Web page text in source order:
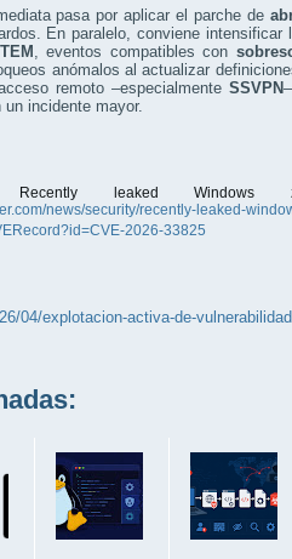
pasa por aplicar el parche de
En paralelo, conviene
, eventos compatibles con
anómalos al actualizar
remoto –especialmente SSVPN
incidente mayor.
– Recently leaked
news/security/recently-leaked-
2026-33825
04/explotacion-activa-de-